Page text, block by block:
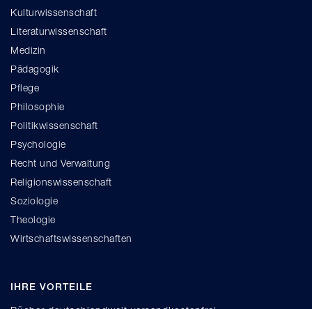
Kulturwissenschaft
Literaturwissenschaft
Medizin
Pädagogik
Pflege
Philosophie
Politikwissenschaft
Psychologie
Recht und Verwaltung
Religionswissenschaft
Soziologie
Theologie
Wirtschaftswissenschaften
IHRE VORTEILE